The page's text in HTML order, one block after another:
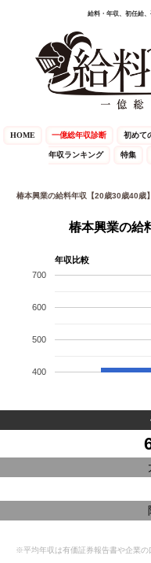
給料・年収、初任給
HOME 一億総年収診断 初めて
年収ランキング 特集
椿本興業の給料年収【20歳30歳40歳
椿本興業の給
年収比較
400
500
600
700
※平均年収は有価証券報告書や企業の